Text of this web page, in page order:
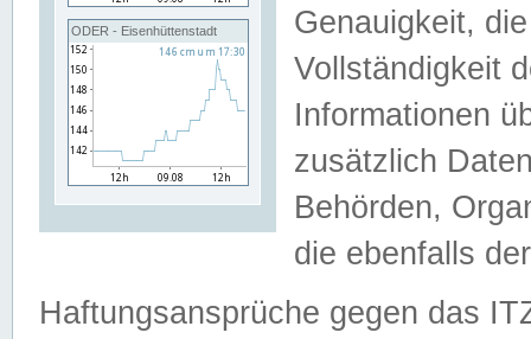
ODER - Eisenhüttenstadt
Genauigkeit,
Vollständigkeit
Informationen
zusätzlich
Behörden,
die ebenfalls
Haftungsansprüche gegen das